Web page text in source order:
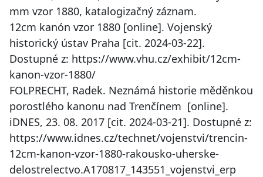
mm vzor 1880, katalogizačný záznam.
12cm kanón vzor 1880 [online]. Vojenský
historický ústav Praha [cit. 2024-03-22].
Dostupné z: https://www.vhu.cz/exhibit/12cm-
kanon-vzor-1880/
FOLPRECHT, Radek. Neznámá historie měděnkou
porostlého kanonu nad Trenčínem [online].
iDNES, 23. 08. 2017 [cit. 2024-03-21]. Dostupné z:
https://www.idnes.cz/technet/vojenstvi/trencin-
12cm-kanon-vzor-1880-rakousko-uherske-
delostrelectvo.A170817_143551_vojenstvi_erp